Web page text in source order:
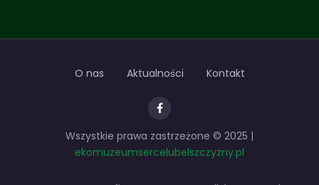
Wszystkie prawa zastrzeżone © 2025 |
ekomuzeumsercelubelszczyzny.pl
O nas Aktualności Kontakt